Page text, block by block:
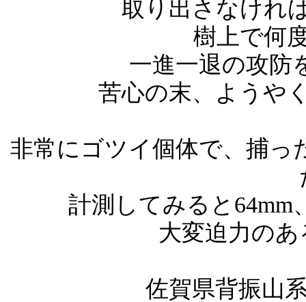
取り出さなけれ
樹上で何
一進一退の攻防
苦心の末、ようや
非常にゴツイ個体で、捕っ
計測してみると
大変迫力の
佐賀県背振